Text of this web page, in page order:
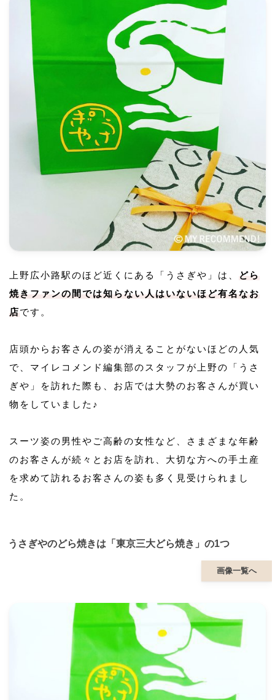
上野広小路駅のほど近くにある「うさぎや」は、
どら
焼きファンの間では知らない人はいないほど有名なお
店です。
店頭からお客さんの姿が消えることがないほどの人気
で、マイレコメンド編集部のスタッフが上野の「うさ
ぎや」を訪れた際も、お店では大勢のお客さんが買い
物をしていました♪
スーツ姿の男性やご高齢の女性など、さまざまな年齢
のお客さんが続々とお店を訪れ、大切な方への手土産
を求めて訪れるお客さんの姿も多く見受けられまし
た。
うさぎやのどら焼きは「東京三大どら焼き」の1つ
画像一覧へ